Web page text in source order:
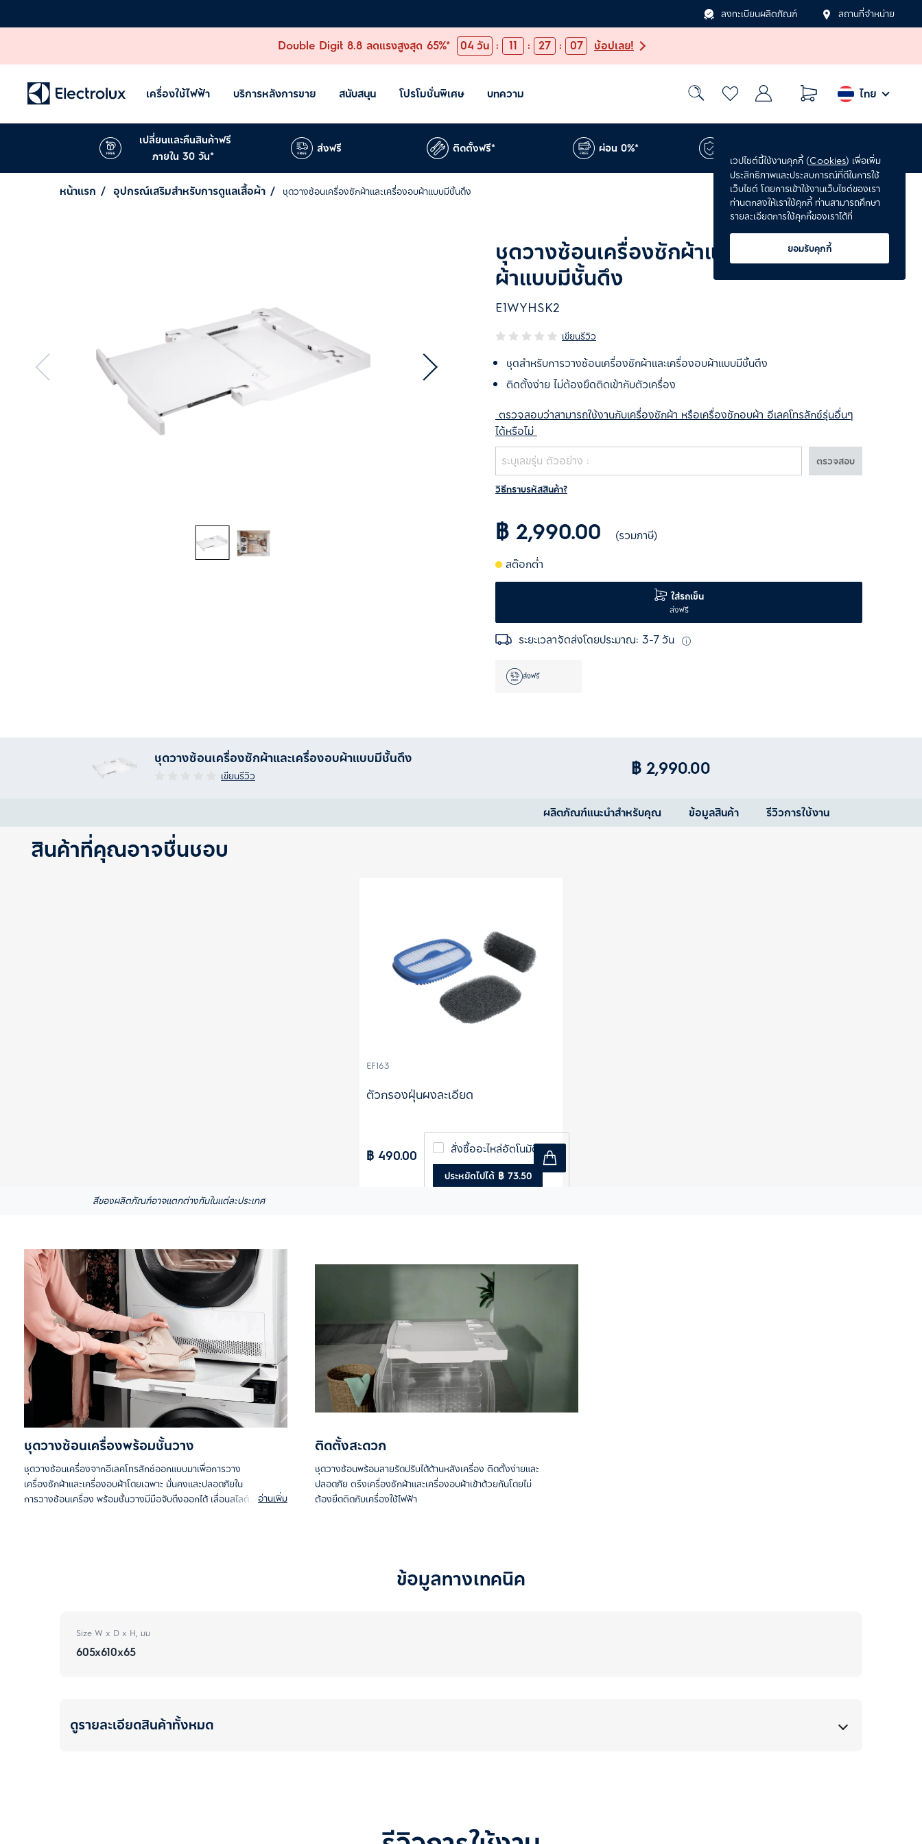
ลงทะเบียนผลิตภัณฑ์ สถานที่จำหน่าย
Double Digit 8.8 ลดแรงสูงสุด 65%* 04 วัน : 11 : 27 : 06 ช้อปเลย!
เครื่องใช้ไฟฟ้า บริการหลังการขาย สนับสนุน โปรโมชั่นพิเศษ บทความ ไทย
เปลี่ยนและคืนสินค้าฟรี
ภายใน 30 วัน*
ส่งฟรี ติดตั้งฟรี* ผ่อน 0%*
หน้าแรก อุปกรณ์เสริมสำหรับการดูแลเสื้อผ้า ชุดวางซ้อนเครื่องซักผ้าและเครื่องอบผ้าแบบมีชั้นดึง
ชุดวางซ้อนเครื่องซักผ้าและเครื่องอบ
ผ้าแบบมีชั้นดึง
E1WYHSK2
เขียนรีวิว
ชุดสำหรับการวางซ้อนเครื่องซักผ้าและเครื่องอบผ้าแบบมีชั้นดึง
ติดตั้งง่าย ไม่ต้องยึดติดเข้ากับตัวเครื่อง
ตรวจสอบว่าสามารถใช้งานกับเครื่องซักผ้า หรือเครื่องซักอบผ้า อีเลคโทรลักซ์รุ่นอื่นๆ
ได้หรือไม่
ตรวจสอบ
วิธีทราบรหัสสินค้า?
฿ 2,990.00
(รวมภาษี)
สต๊อกต่ำ
ใส่รถเข็น
ส่งฟรี
ระยะเวลาจัดส่งโดยประมาณ: 3-7 วัน
ส่งฟรี
ชุดวางซ้อนเครื่องซักผ้าและเครื่องอบผ้าแบบมีชั้นดึง
เขียนรีวิว ฿ 2,990.00
ผลิตภัณฑ์แนะนำสำหรับคุณ ข้อมูลสินค้า รีวิวการใช้งาน
สินค้าที่คุณอาจชื่นชอบ
EF163
ตัวกรองฝุ่นผงละเอียด
฿ 490.00
ประหยัดไปได้ ฿ 73.50
สั่งซื้ออะไหล่อัตโนมัติ
สีของผลิตภัณฑ์อาจแตกต่างกันในแต่ละประเทศ
ชุดวางซ้อนเครื่องพร้อมชั้นวาง
ชุดวางซ้อนเครื่องจากอีเลคโทรลักซ์ออกแบบมาเพื่อการวาง
เครื่องซักผ้าและเครื่องอบผ้าโดยเฉพาะ มั่นคงและปลอดภัยใน
การวางซ้อนเครื่อง พร้อมชั้นวางมีมือจับดึงออกได้ เลื่อนสไลด์ อ่านเพิ่ม
ติดตั้งสะดวก
ชุดวางซ้อนพร้อมสายรัดปรับได้ด้านหลังเครื่อง ติดตั้งง่ายและ
ปลอดภัย ตรึงเครื่องซักผ้าและเครื่องอบผ้าเข้าด้วยกันโดยไม่
ต้องยึดติดกับเครื่องใช้ไฟฟ้า
ข้อมูลทางเทคนิค
Size W x D x H, มม
605x610x65
ดูรายละเอียดสินค้าทั้งหมด
เวปไซต์นี้ใช้งานคุกกี้ (Cookies) เพื่อเพิ่ม
ประสิทธิภาพและประสบการณ์ที่ดีในการใช้
เว็บไซต์ โดยการเข้าใช้งานเว็บไซต์ของเรา
ท่านตกลงให้เราใช้คุกกี้ ท่านสามารถศึกษา
รายละเอียดการใช้คุกกี้ของเราได้ที่
ยอมรับคุกกี้